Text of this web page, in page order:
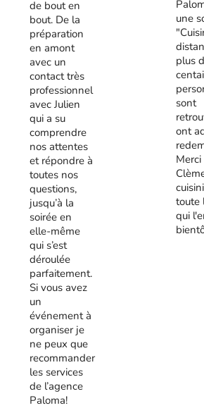
de bout en
bout. De la
préparation
en amont
avec un
contact très
professionnel
avec Julien
qui a su
comprendre
nos attentes
et répondre à
toutes nos
questions,
jusqu’à la
soirée en
elle-même
qui s’est
déroulée
parfaitement.
Si vous avez
un
événement à
organiser je
ne peux que
recommander
les services
de l’agence
Paloma!
une
plus
sont
ont
Merci
toute
qui